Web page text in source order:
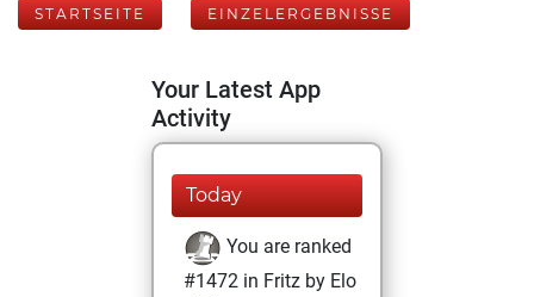
STARTSEITE EINZELERGEBNISSE
Your Latest App
Activity
Today
You are ranked
#1472 in Fritz by Elo